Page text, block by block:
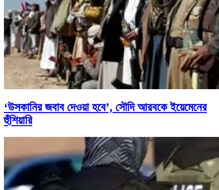
‘উসকানির জবাব দেওয়া হবে’, সৌদি আরবকে ইয়েমেনের
হুঁশিয়ারি